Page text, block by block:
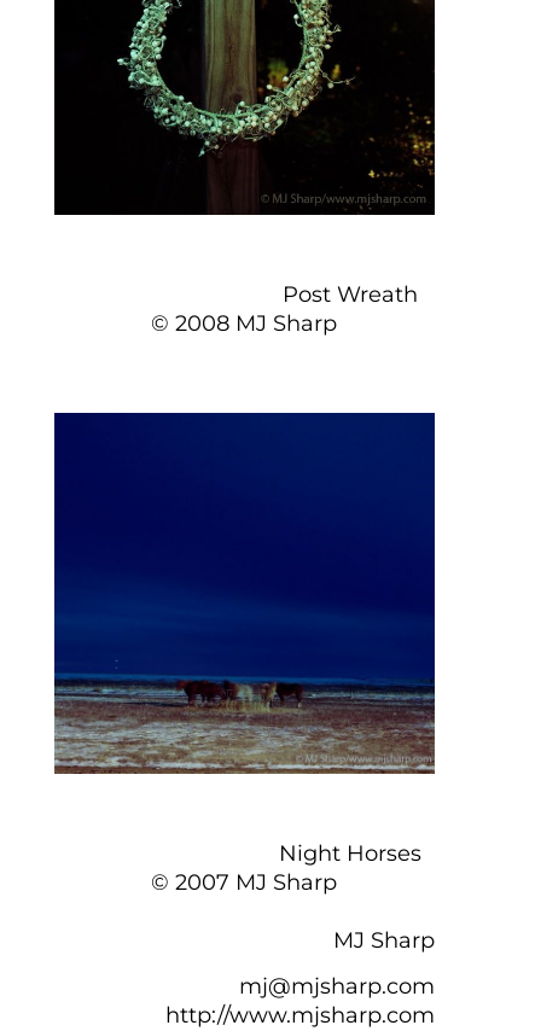
Post Wreath
© 2008 MJ Sharp
Night Horses
© 2007 MJ Sharp
MJ Sharp
mj@mjsharp.com
http://www.mjsharp.com